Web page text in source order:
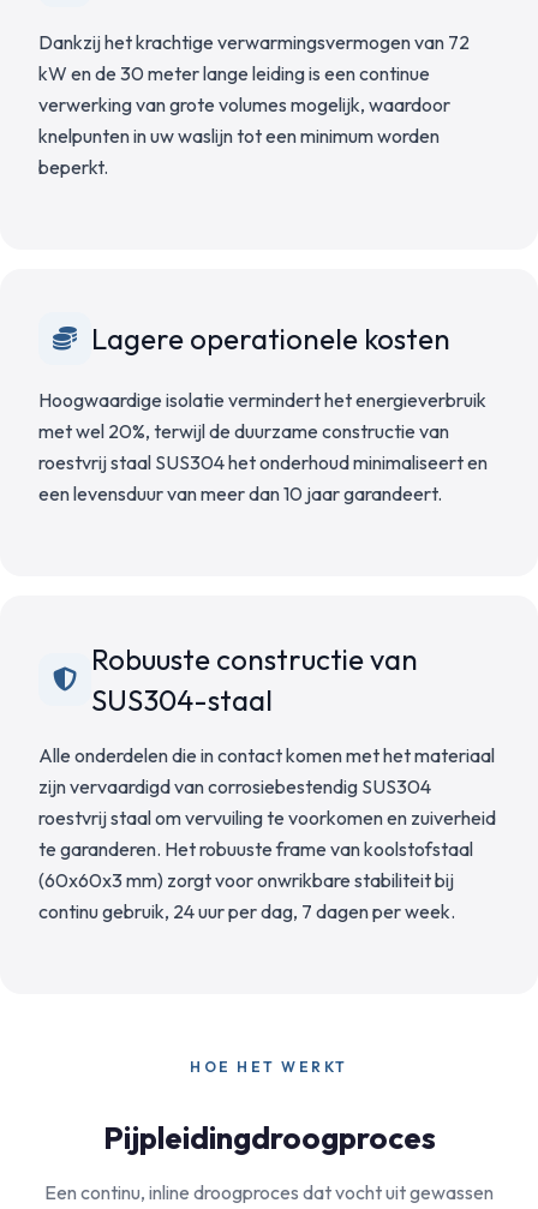
Dankzij het krachtige verwarmingsvermogen van 72
kW en de 30 meter lange leiding is een continue
verwerking van grote volumes mogelijk, waardoor
knelpunten in uw waslijn tot een minimum worden
beperkt.
Lagere operationele kosten
Hoogwaardige isolatie vermindert het energieverbruik
met wel 20%, terwijl de duurzame constructie van
roestvrij staal SUS304 het onderhoud minimaliseert en
een levensduur van meer dan 10 jaar garandeert.
Robuuste constructie van
SUS304-staal
Alle onderdelen die in contact komen met het materiaal
zijn vervaardigd van corrosiebestendig SUS304
roestvrij staal om vervuiling te voorkomen en zuiverheid
te garanderen. Het robuuste frame van koolstofstaal
(60x60x3 mm) zorgt voor onwrikbare stabiliteit bij
continu gebruik, 24 uur per dag, 7 dagen per week.
HOE HET WERKT
Pijpleidingdroogproces
Een continu, inline droogproces dat vocht uit gewassen